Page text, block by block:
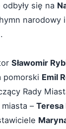
się na
Sławomir
pomorski Emil
Rady
– Teresa